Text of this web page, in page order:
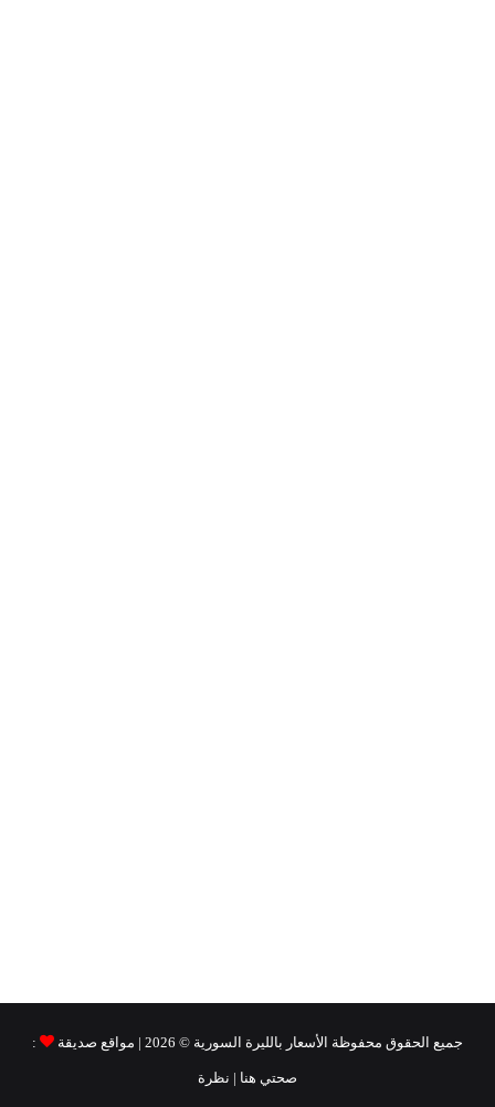
جميع الحقوق محفوظة الأسعار بالليرة السورية © :
صحتي هنا | نظرة